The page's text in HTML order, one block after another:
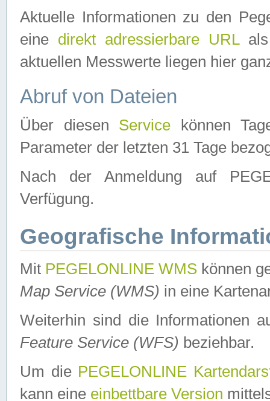
Aktuelle Informationen zu den
eine direkt adressierbare URLals
aktuellen Messwerte liegen hier
Abruf von Dateien
Über diesen Service können
Parameter der letzten 31 Tage
Nach der Anmeldung auf
Verfügung.
Geografische
Mit PEGELONLINE WMS können
Map Service (WMS) in eine
Weiterhin sind die Informationen
Feature Service (WFS) beziehbar.
Um die PEGELONLINE
kann eine einbettbare Version